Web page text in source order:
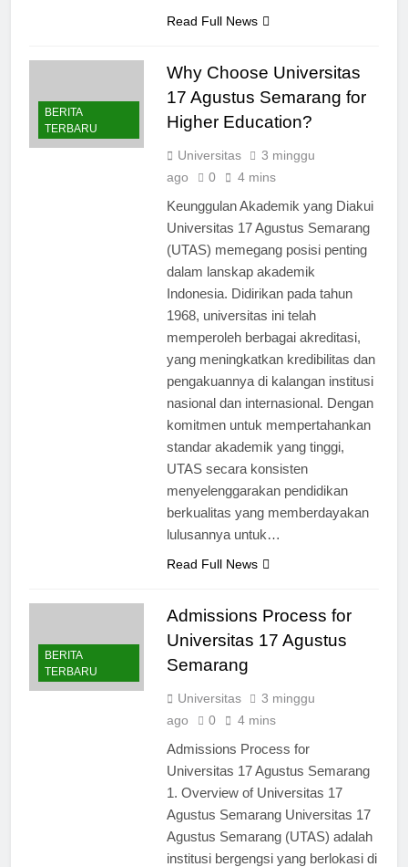
Read Full News
BERITA
TERBARU
Why Choose Universitas
17 Agustus Semarang for
Higher Education?
Universitas
3 minggu
ago
0 4 mins
Keunggulan Akademik yang Diakui
Universitas 17 Agustus Semarang
(UTAS) memegang posisi penting
dalam lanskap akademik
Indonesia. Didirikan pada tahun
1968, universitas ini telah
memperoleh berbagai akreditasi,
yang meningkatkan kredibilitas dan
pengakuannya di kalangan institusi
nasional dan internasional. Dengan
komitmen untuk mempertahankan
standar akademik yang tinggi,
UTAS secara konsisten
menyelenggarakan pendidikan
berkualitas yang memberdayakan
lulusannya untuk…
Read Full News
BERITA
TERBARU
Admissions Process for
Universitas 17 Agustus
Semarang
Universitas
3 minggu
ago
0 4 mins
Admissions Process for
Universitas 17 Agustus Semarang
1. Overview of Universitas 17
Agustus Semarang Universitas 17
Agustus Semarang (UTAS) adalah
institusi bergengsi yang berlokasi di